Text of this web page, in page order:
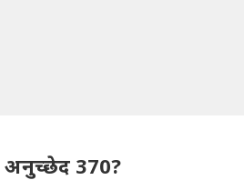
अनुच्छेद 370?